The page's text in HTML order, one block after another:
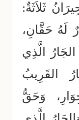
ثَلاَثَةٌ:
لَهُ حَقَّانِ،
الَّذِي
القَرِيبُ
وَحَقُّ